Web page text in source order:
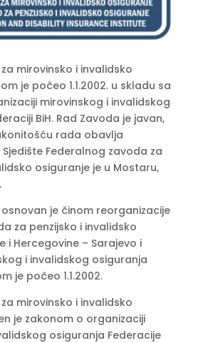
mirovinsko i invalidsko
je počeo 1.1.2002. u skladu sa
mirovinskog i invalidskog
BiH. Rad Zavoda je javan,
rada obavlja
Federalnog zavoda za
osiguranje je u Mostaru,
je činom reorganizacije
za penzijsko i invalidsko
i Hercegovine – Sarajevo i
i invalidskog osiguranja
je počeo 1.1.2002.
mirovinsko i invalidsko
je zakonom o organizaciji
osiguranja Federacije